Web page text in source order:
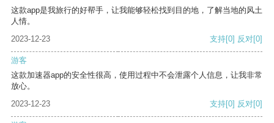
这款app是我旅行的好帮手，让我能够轻松找到目的地，了解当地的风土
人情。
2023-12-23
支持[0] 反对[0]
游客
这款加速器app的安全性很高，使用过程中不会泄露个人信息，让我非常
放心。
2023-12-23
支持[0] 反对[0]